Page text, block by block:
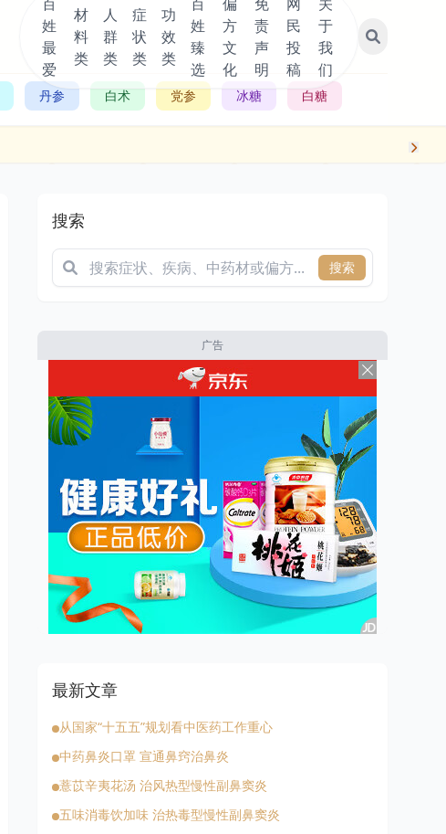
姓
最
爱
材
料
类
人
群
类
症
状
类
功
效
类
姓
臻
选
方
文
化
责
声
明
民
投
稿
于
我
们
丹参 白术 党参 冰糖 白糖
搜索
搜索
广告
最新文章
从国家“十五五”规划看中医药工作重心
中药鼻炎口罩 宣通鼻窍治鼻炎
薏苡辛夷花汤 治风热型慢性副鼻窦炎
五味消毒饮加味 治热毒型慢性副鼻窦炎